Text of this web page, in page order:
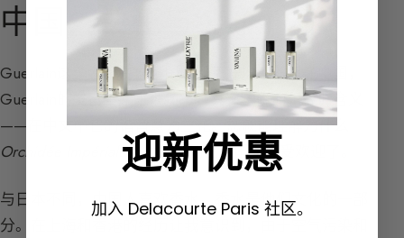
中国：兰花与纯净
Guerlain这个名字在很多国家都不好发音，但在中国，
Guerlain的发音听起来很熟悉，具有明确而积极的含义
——在中文中它的谐音意为兰花。您就能理解为什么
Orchidée Impériale化妆品系列在中国尤其受欢迎了。
与日本不同，中国人喜欢香水，香水是他们文化的一部
分。在上海和香港的经历让我意识到，由于空气污染和
迎新优惠
加入 Delacourte Paris 社区。